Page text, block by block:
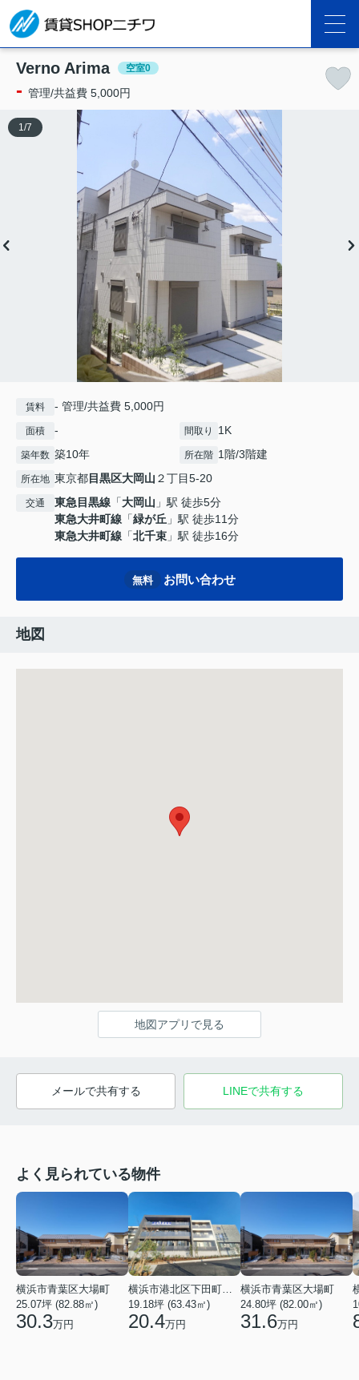
Verno Arima 空室0
- 管理/共益費 5,000円
1 /7
賃料 - 管理/共益費 5,000円
面積 - 間取り 1K
築年数 築10年 所在階 1階/3階建
所在地 東京都目黒区大岡山 ２丁目5-20
交通 東急目黒線 「大岡山 」駅 徒歩5分
東急大井町線 「緑が丘 」駅 徒歩11分
東急大井町線 「北千束 」駅 徒歩16分
無料 お問い合わせ
地図
地図アプリで見る
メールで共有する LINEで共有する
よく見られている物件
横浜市青葉区大場町
25.07坪 (82.88㎡)
30.3万円
19.18坪 (63.43㎡)
20.4万円
横浜市青葉区大場町
24.80坪 (82.00㎡)
31.6万円